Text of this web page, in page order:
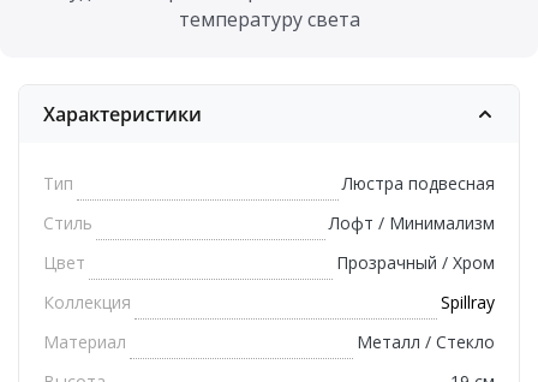
температуру света
Характеристики
Тип
Люстра подвесная
Стиль
Лофт / Минимализм
Цвет
Прозрачный / Хром
Коллекция
Spillray
Материал
Металл / Стекло